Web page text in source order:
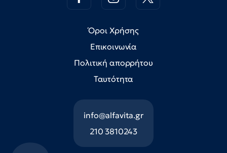
Όροι Χρήσης
Επικοινωνία
Πολιτική απορρήτου
Ταυτότητα
info@alfavita.gr
210 3810243